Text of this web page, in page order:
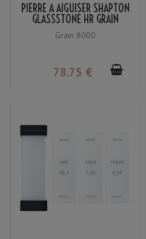
PIERRE À AIGUISER SHAPTON
GLASSSTONE HR GRAIN
#8000
Grain 8000
78.75 €